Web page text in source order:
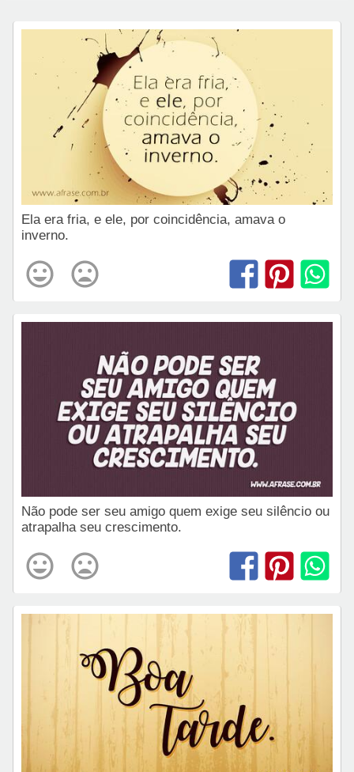
Ela era fria, e ele, por coincidência, amava o
inverno.
Não pode ser seu amigo quem exige seu silêncio ou
atrapalha seu crescimento.